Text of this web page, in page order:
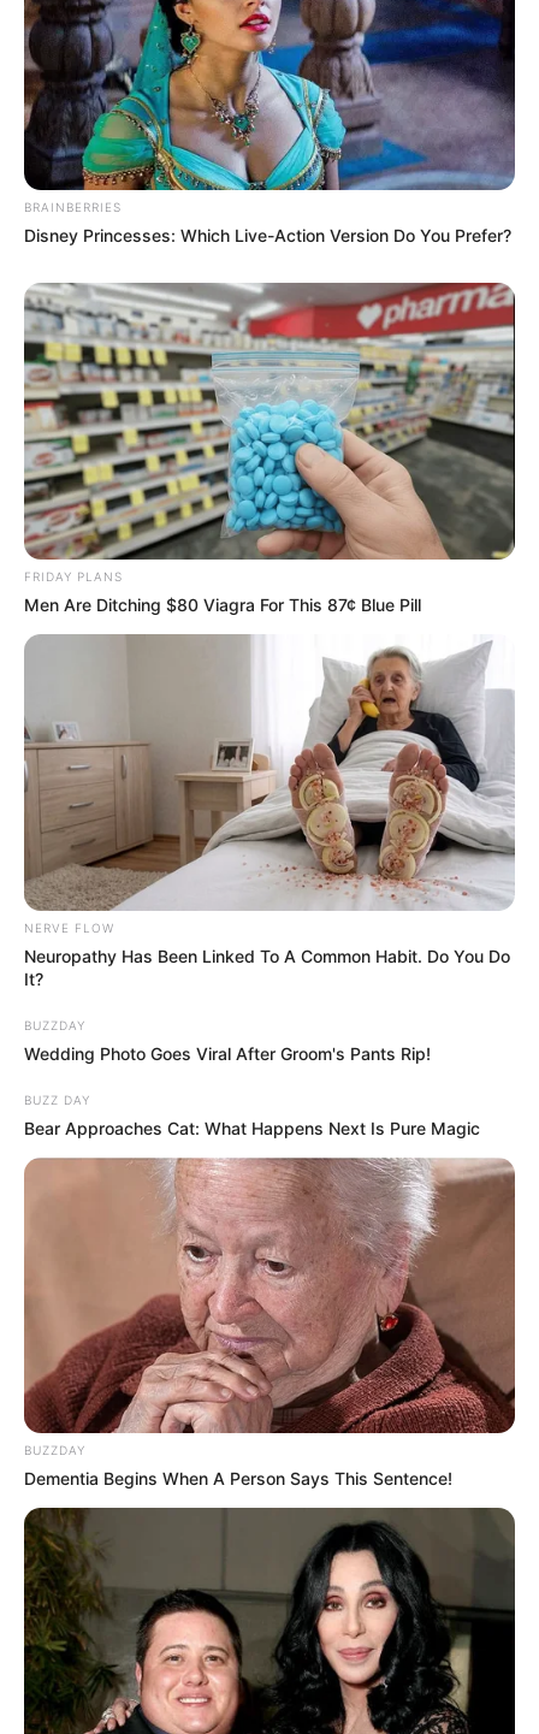
BRAINBERRIES
Disney Princesses: Which Live-Action Version Do You Prefer?
FRIDAY PLANS
Men Are Ditching $80 Viagra For This 87¢ Blue Pill
NERVE FLOW
Neuropathy Has Been Linked To A Common Habit. Do You Do
It?
BUZZDAY
Wedding Photo Goes Viral After Groom's Pants Rip!
BUZZ DAY
Bear Approaches Cat: What Happens Next Is Pure Magic
BUZZDAY
Dementia Begins When A Person Says This Sentence!